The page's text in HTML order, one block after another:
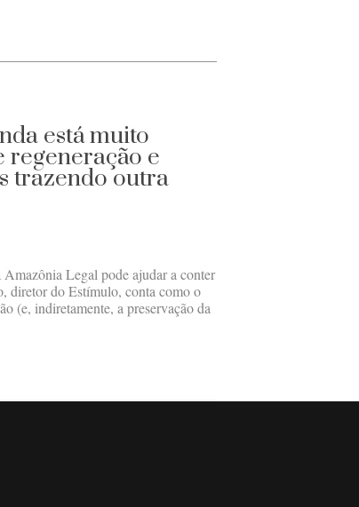
está muito
regeneração e
trazendo outra
Legal pode ajudar a conter
diretor do Estímulo, conta como o
(e, indiretamente, a preservação da